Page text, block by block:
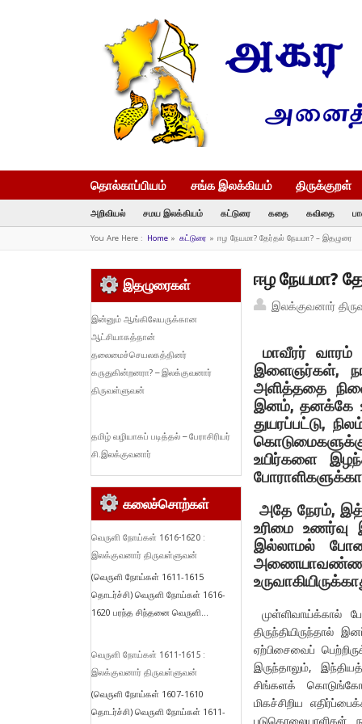
தொல்காப்பியம் சங்க இலக்கியம் திருக்குறள்
அறிவியல் சமய இலக்கியம் கட்டுரை கதை கவிதை
You Are Here : Home» கட்டுரை » ஈழ நேயமா? தேர்தல் நேயமா? – இதழுரை
ஈழ நேயமா?
இலக்குவனார்
மாவீரர் வாரம்
இளைஞர்கள்,
அளித்ததை
இனம், தனக்கே
துயரப்பட்டு,
உயிர்களை
அதே நேரம்,
உரிமை உணர்வு
இல்லாமல்
அணையாவண்ணம்
முள்ளிவாய்க்கால்
திருந்தியிருந்தால்
ஏற்பிசைவைப்
இருந்தாலும்,
சிங்களக்
மிகச்சிறிய
படுகொலையாளிகள்
இதழுரைகள்
இன்னும் ஆங்கிலேயருக்கான
ஆட்சியாகத்தான்
தலைமைச்செயலகத்தினர்
கருதுகின்றனரா? – இலக்குவனார்
திருவள்ளுவன்
தமிழ் வழியாகப் படித்தல் – பேராசிரியர்
சி.இலக்குவனார்
கலைச்சொற்கள்
வெருளி நோய்கள் 1616-1620 :
இலக்குவனார் திருவள்ளுவன்
(வெருளி நோய்கள் 1611-1615
தொடர்ச்சி) வெருளி நோய்கள் 1616-
1620 பரந்த சிந்தனை வெருளி...
வெருளி நோய்கள் 1611-1615 :
இலக்குவனார் திருவள்ளுவன்
(வெருளி நோய்கள் 1607-1610
தொடர்ச்சி) வெருளி நோய்கள் 1611-